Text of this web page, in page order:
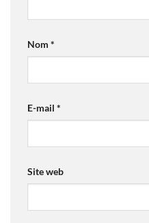
Nom *
E-mail *
Site web